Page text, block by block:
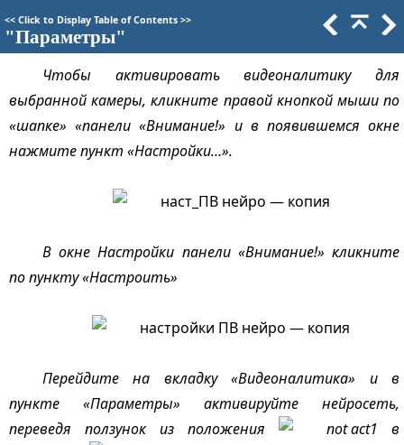
<< Click to Display Table of Contents >>
"Параметры"
Чтобы активировать видеоналитику для
выбранной камеры, кликните правой кнопкой мыши по
«шапке» «панели «Внимание!» и в появившемся окне
нажмите пункт «Настройки…».
В окне Настройки панели «Внимание!» кликните
по пункту «Настроить»
Перейдите на вкладку «Видеоналитика» и в
пункте «Параметры» активируйте нейросеть,
переведя ползунок из положения
в